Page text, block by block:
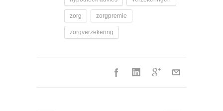
zorg zorgpremie
zorgverzekering